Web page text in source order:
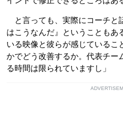
と言っても、実際にコーチと
はこうなんだ』ということもあ
いる映像と彼らが感じているこ
かでどう改善するか。代表チー
る時間は限られていますし」